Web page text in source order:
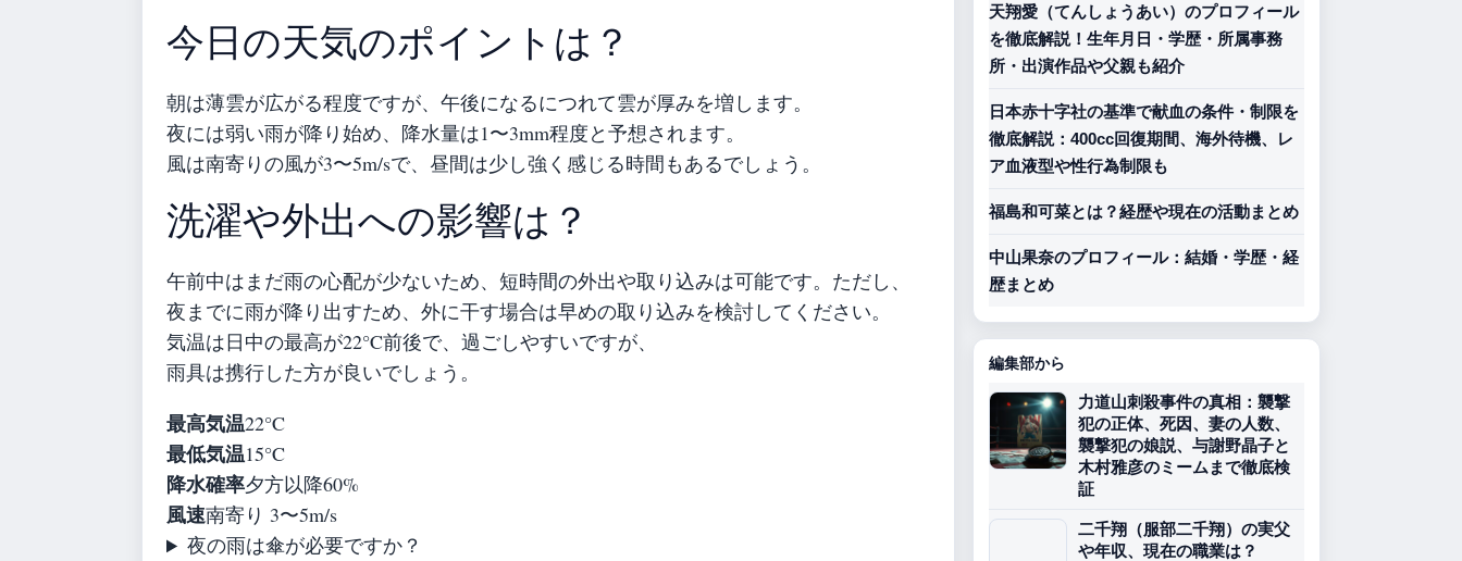
今日の天気のポイントは？
朝は薄雲が広がる程度ですが、午後になるにつれて雲が厚みを増します。
夜には弱い雨が降り始め、降水量は1〜3mm程度と予想されます。
風は南寄りの風が3〜5m/sで、昼間は少し強く感じる時間もあるでしょう。
洗濯や外出への影響は？
午前中はまだ雨の心配が少ないため、短時間の外出や取り込みは可能です。ただし、
夜までに雨が降り出すため、外に干す場合は早めの取り込みを検討してください。
気温は日中の最高が22°C前後で、過ごしやすいですが、
雨具は携行した方が良いでしょう。
最高気温22°C
最低気温15°C
降水確率夕方以降60%
風速南寄り 3〜5m/s
夜の雨は傘が必要ですか？
天翔愛（てんしょうあい）のプロフィール
を徹底解説！生年月日・学歴・所属事務
所・出演作品や父親も紹介
日本赤十字社の基準で献血の条件・制限を
徹底解説：400cc回復期間、海外待機、レ
ア血液型や性行為制限も
福島和可菜とは？経歴や現在の活動まとめ
中山果奈のプロフィール：結婚・学歴・経
歴まとめ
編集部から
力道山刺殺事件の真相：襲撃
犯の正体、死因、妻の人数、
襲撃犯の娘説、与謝野晶子と
木村雅彦のミームまで徹底検
証
二千翔（服部二千翔）の実父
や年収、現在の職業は？